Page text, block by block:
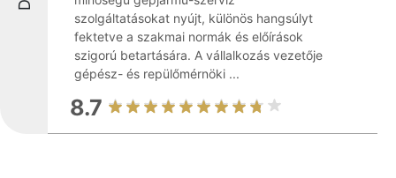
szolgáltatásokat nyújt, különös hangsúlyt
fektetve a szakmai normák és előírások
szigorú betartására. A vállalkozás vezetője
gépész- és repülőmérnöki ...
8.7